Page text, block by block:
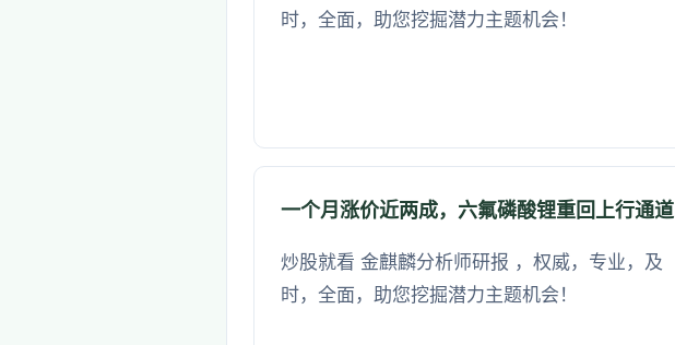
时，全面，助您挖掘潜力主题机会！
一个月涨价近两成，六氟磷酸锂重回上行通道
炒股就看 金麒麟分析师研报 ，权威，专业，及
时，全面，助您挖掘潜力主题机会！